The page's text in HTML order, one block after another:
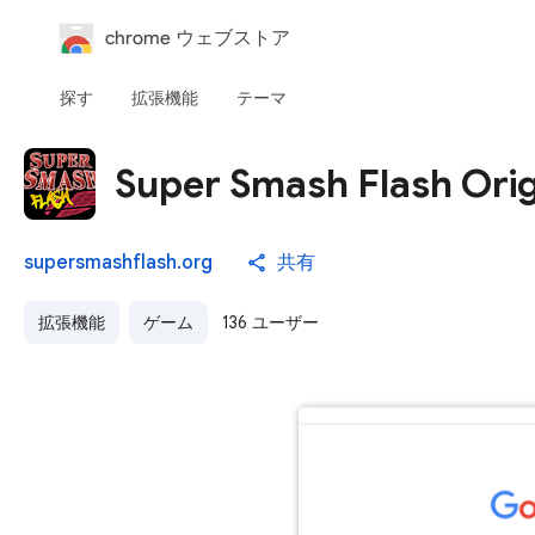
chrome ウェブストア
探す 拡張機能 テーマ
Super Smash Flash
supersmashflash.org 共有
拡張機能 ゲーム 136 ユーザー